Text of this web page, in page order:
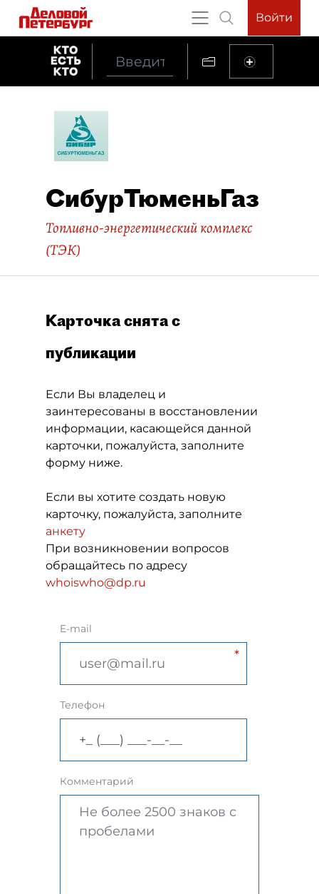
Войти
СибурТюменьГаз
Топливно-энергетический комплекс
(ТЭК)
Карточка снята с
публикации
Если Вы владелец и
заинтересованы в восстановлении
информации, касающейся данной
карточки, пожалуйста, заполните
форму ниже.
Если вы хотите создать новую
карточку, пожалуйста, заполните
анкету
При возникновении вопросов
обращайтесь по адресу
whoiswho@dp.ru
E-mail
Телефон
Комментарий